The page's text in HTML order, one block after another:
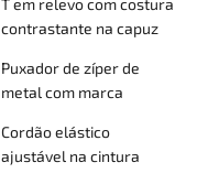
contrastante na capuz
Puxador de zíper de
metal com marca
Cordão elástico
ajustável na cintura